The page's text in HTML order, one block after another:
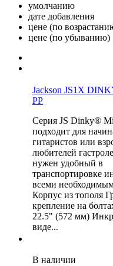
умолчанию
дате добавления
цене (по
цене (по убыванию)
Jackson JS1X
PP
Серия JS Dinky®
подходит для
гитаристов или
любителей
нужен удобный в
транспортировке
всеми
Корпус из тополя
крепление на
22.5" (572 мм)
виде...
В наличии